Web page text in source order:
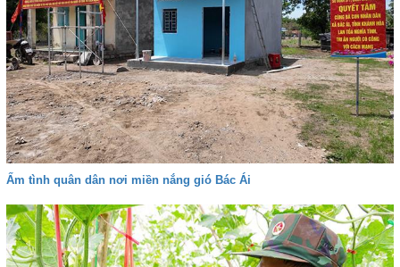
Ấm tình quân dân nơi miền nắng gió Bác Ái